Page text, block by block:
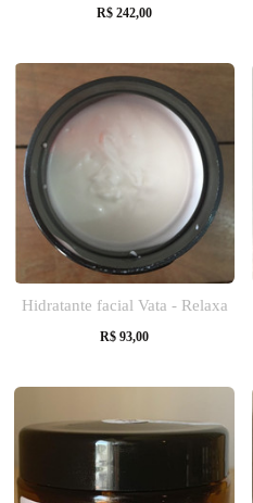
R$ 242,00
Hidratante facial Vata - Relaxa
R$ 93,00